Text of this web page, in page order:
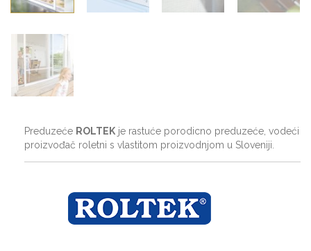
Preduzeće ROLTEK je rastuće porodicno preduzeće, vodeći
proizvođač roletni s vlastitom proizvodnjom u Sloveniji.